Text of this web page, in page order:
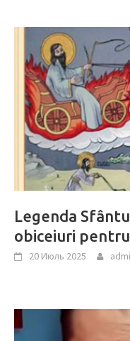
Legenda
obiceiuri
20 Июль 2025